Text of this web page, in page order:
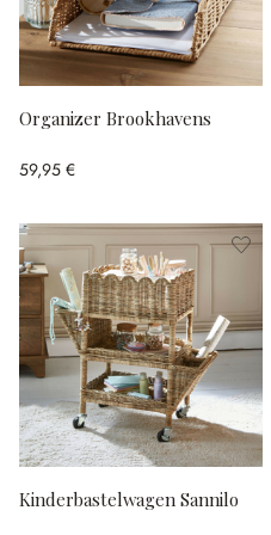
Organizer Brookhavens
59,95 €
Kinderbastelwagen Sannilo